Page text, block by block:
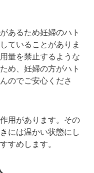
あるため妊婦のハト
ていることがありま
量を禁止するような
め、妊婦の方がハト
のでご安心くださ
用があります。その
には温かい状態にし
すめします。